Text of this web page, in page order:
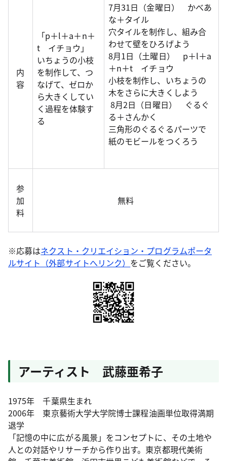
内
容
「p＋l＋a＋n＋
t イチョウ」
いちょうの小枝
を制作して、つ
なげて、ゼロか
ら大きくしてい
く過程を体験す
る
7月31日（金曜日） かべあ
な＋タイル
穴タイルを制作し、組み合
わせて壁をひろげよう
8月1日（土曜日） p＋l＋a
＋n＋t イチョウ
小枝を制作し、いちょうの
木をさらに大きくしよう
8月2日（日曜日） ぐるぐ
る＋さんかく
三角形のぐるぐるパーツで
紙のモビールをつくろう
参
加
料
無料
※応募はネクスト・クリエイション・プログラムポータ
ルサイト（外部サイトへリンク） をご覧ください。
アーティスト 武藤亜希子
1975年 千葉県生まれ
2006年 東京藝術大学大学院博士課程油画単位取得満期
退学
「記憶の中に広がる風景」をコンセプトに、その⼟地や
⼈との対話やリサーチから作り出す。東京都現代美術